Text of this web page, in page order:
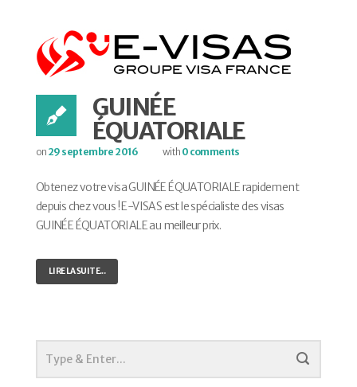
GUINÉE
ÉQUATORIALE
on 29 septembre 2016 with 0 comments
Obtenez votre visa GUINÉE ÉQUATORIALE rapidement
depuis chez vous ! E-VISAS est le spécialiste des visas
GUINÉE ÉQUATORIALE au meilleur prix.
LIRE LA SUITE...